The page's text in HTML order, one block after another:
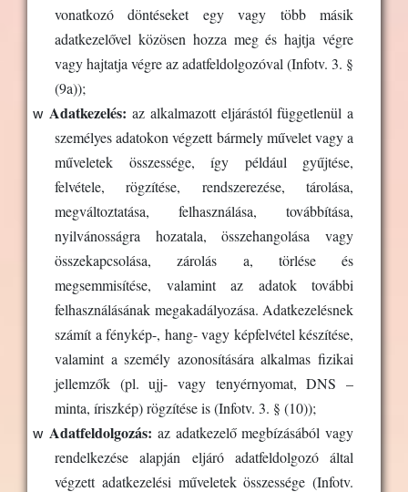
vonatkozó döntéseket egy vagy több másik
adatkezelővel közösen hozza meg és hajtja végre
vagy hajtatja végre az adatfeldolgozóval (Infotv. 3. §
(9a));
w Adatkezelés: az alkalmazott eljárástól függetlenül a
személyes adatokon végzett bármely művelet vagy a
műveletek összessége, így például gyűjtése,
felvétele, rögzítése, rendszerezése, tárolása,
megváltoztatása, felhasználása, továbbítása,
nyilvánosságra hozatala, összehangolása vagy
összekapcsolása, zárolás a, törlése és
megsemmisítése, valamint az adatok további
felhasználásának megakadályozása. Adatkezelésnek
számít a fénykép-, hang- vagy képfelvétel készítése,
valamint a személy azonosítására alkalmas fizikai
jellemzők (pl. ujj- vagy tenyérnyomat, DNS –
minta, íriszkép) rögzítése is (Infotv. 3. § (10));
w Adatfeldolgozás:az adatkezelő megbízásából vagy
rendelkezése alapján eljáró adatfeldolgozó által
végzett adatkezelési műveletek összessége (Infotv.